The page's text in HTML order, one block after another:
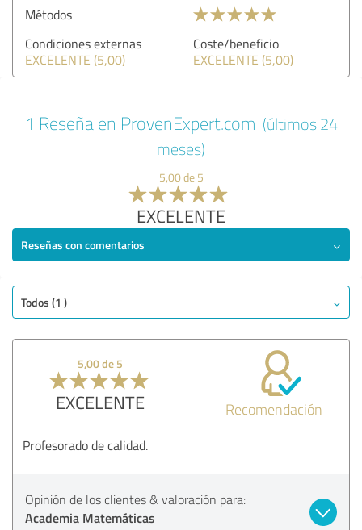
Métodos
Condiciones externas
EXCELENTE (5,00)
Coste/beneficio
EXCELENTE (5,00)
1 Reseña en ProvenExpert.com (últimos 24
meses)
5,00 de 5
EXCELENTE
Reseñas con comentarios
Todos (1 )
5,00 de 5
EXCELENTE Recomendación
Profesorado de calidad.
Opinión de los clientes & valoración para:
Academia Matemáticas